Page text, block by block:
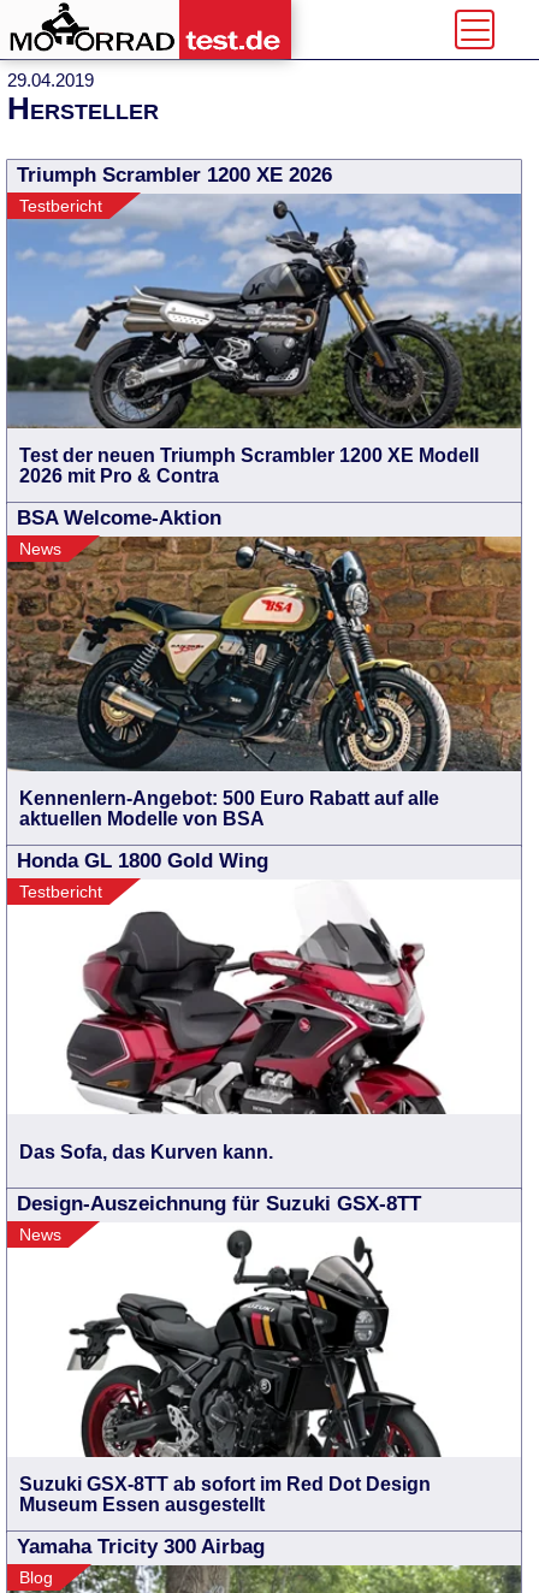
29.04.2019
Hersteller
Triumph Scrambler 1200 XE 2026
Testbericht
Test der neuen Triumph Scrambler 1200 XE Modell
2026 mit Pro & Contra
BSA Welcome-Aktion
News
Kennenlern-Angebot: 500 Euro Rabatt auf alle
aktuellen Modelle von BSA
Honda GL 1800 Gold Wing
Testbericht
Das Sofa, das Kurven kann.
Design-Auszeichnung für Suzuki GSX-8TT
News
Suzuki GSX-8TT ab sofort im Red Dot Design
Museum Essen ausgestellt
Yamaha Tricity 300 Airbag
Blog